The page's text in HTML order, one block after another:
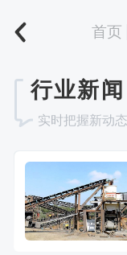
首页
行业新闻
实时把握新动